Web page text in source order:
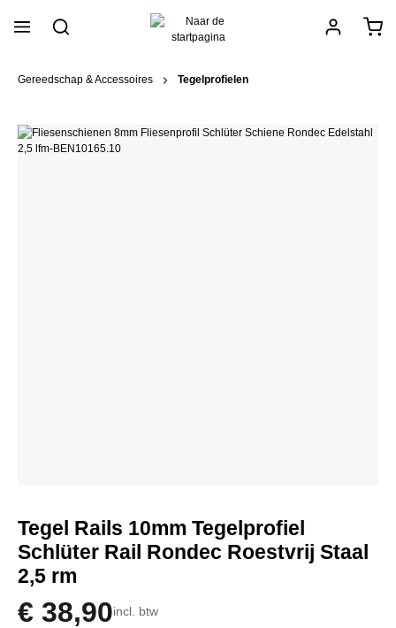
Gereedschap & Accessoires Tegelprofielen
Tegel Rails 10mm Tegelprofiel
Schlüter Rail Rondec Roestvrij Staal
2,5 rm
€ 38,90incl. btw